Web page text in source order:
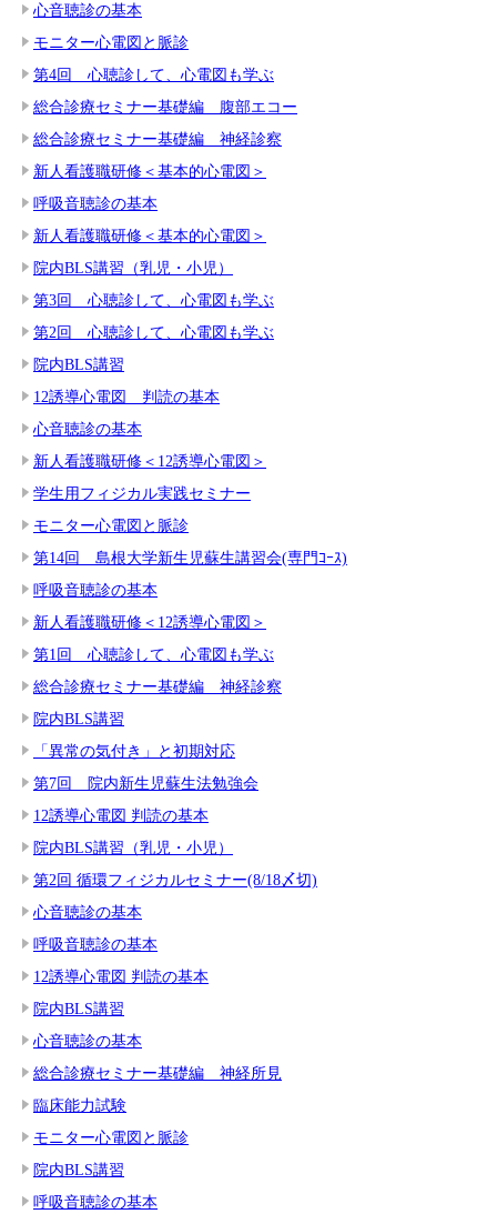
心音聴診の基本
モニター心電図と脈診
第4回 心聴診して、心電図も学ぶ
総合診療セミナー基礎編 腹部エコー
総合診療セミナー基礎編 神経診察
新人看護職研修＜基本的心電図＞
呼吸音聴診の基本
新人看護職研修＜基本的心電図＞
院内BLS講習（乳児・小児）
第3回 心聴診して、心電図も学ぶ
第2回 心聴診して、心電図も学ぶ
院内BLS講習
12誘導心電図 判読の基本
心音聴診の基本
新人看護職研修＜12誘導心電図＞
学生用フィジカル実践セミナー
モニター心電図と脈診
第14回 島根大学新生児蘇生講習会(専門ｺｰｽ)
呼吸音聴診の基本
新人看護職研修＜12誘導心電図＞
第1回 心聴診して、心電図も学ぶ
総合診療セミナー基礎編 神経診察
院内BLS講習
「異常の気付き」と初期対応
第7回 院内新生児蘇生法勉強会
12誘導心電図 判読の基本
院内BLS講習（乳児・小児）
第2回 循環フィジカルセミナー(8/18〆切)
心音聴診の基本
呼吸音聴診の基本
12誘導心電図 判読の基本
院内BLS講習
心音聴診の基本
総合診療セミナー基礎編 神経所見
臨床能力試験
モニター心電図と脈診
院内BLS講習
呼吸音聴診の基本